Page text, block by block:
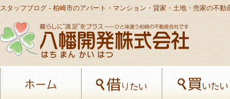
スタッフブログ - 柏崎市のアパート・マンション・貸家・土地・売家の不動
ホーム 借りたい